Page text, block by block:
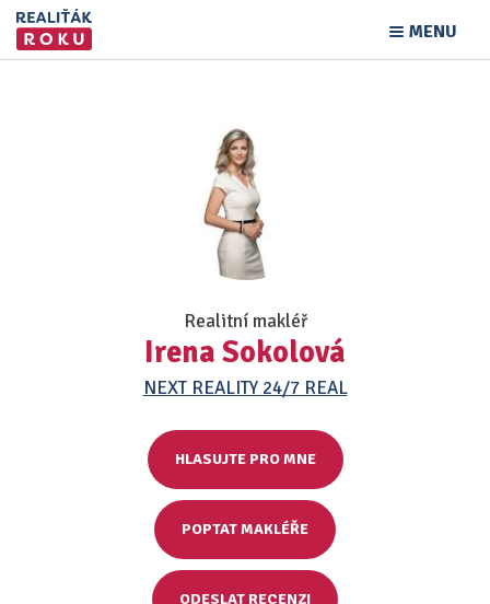
MENU
Realitní makléř
Irena Sokolová
NEXT REALITY 24/7 REAL
HLASUJTE PRO MNE
POPTAT MAKLÉŘE
ODESLAT RECENZI